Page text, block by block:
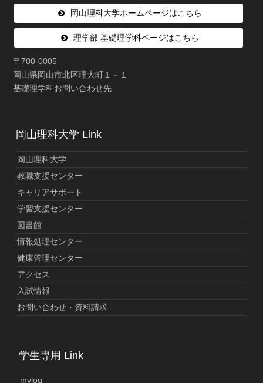
岡山理科大学ホームページはこちら
理学部 基礎理学科ページはこちら
〒700-0005
岡山県岡山市北区理大町１－１
基礎理学科お問い合わせ先
岡山理科大学 Link
岡山理科大学
教職支援センター
キャリアサポート
学習支援センター
図書館
情報処理センター
健康管理センター
アクセス
入試情報
お問い合わせ・資料請求
学生専用 Link
mylog